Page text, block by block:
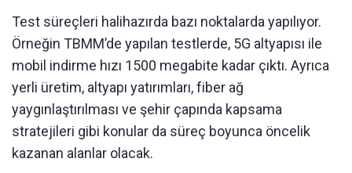
Test süreçleri halihazırda bazı noktalarda yapılıyor.
Örneğin TBMM’de yapılan testlerde, 5G altyapısı ile
mobil indirme hızı 1500 megabite kadar çıktı. Ayrıca
yerli üretim, altyapı yatırımları, fiber ağ
yaygınlaştırılması ve şehir çapında kapsama
stratejileri gibi konular da süreç boyunca öncelik
kazanan alanlar olacak.